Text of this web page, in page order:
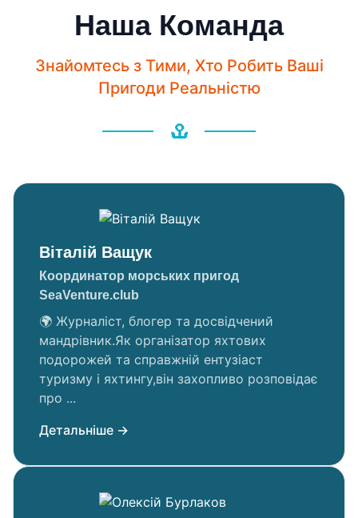
Наша Команда
Знайомтесь з Тими, Хто Робить Ваші
Пригоди Реальністю
Віталій Ващук
Координатор морських пригод
SeaVenture.club
🌍 Журналіст, блогер та досвідчений
мандрівник.Як організатор яхтових
подорожей та справжній ентузіаст
туризму і яхтингу,він захопливо розповідає
про ...
Детальніше →